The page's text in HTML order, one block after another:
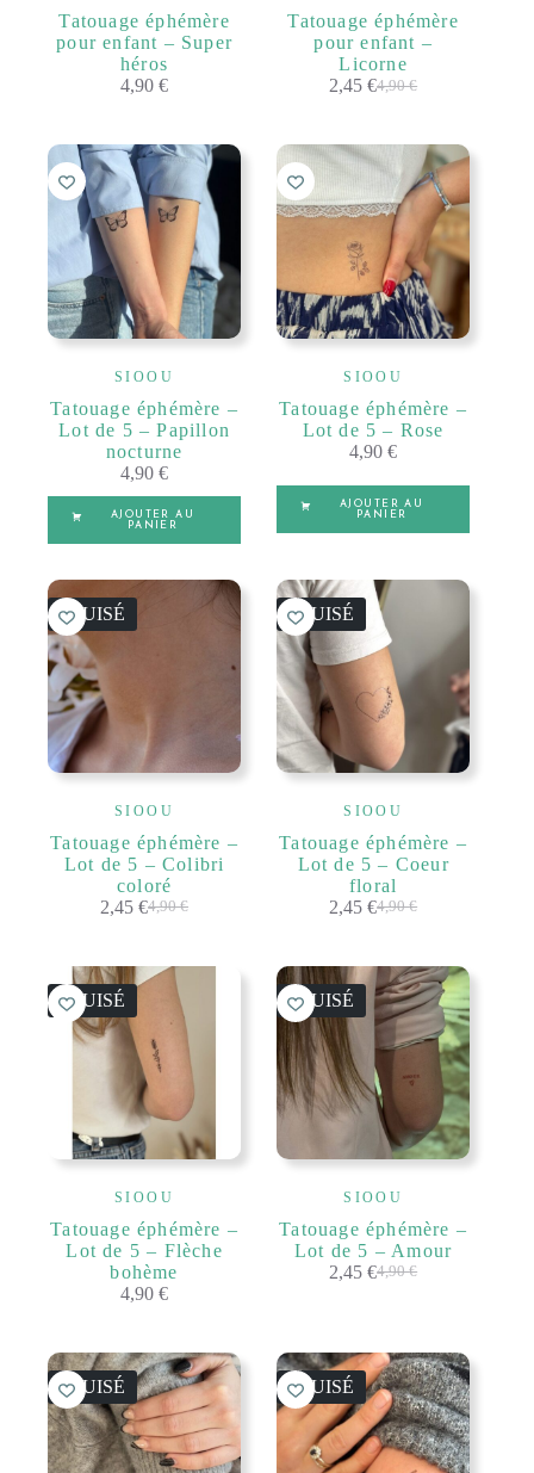
Tatouage éphémère
pour enfant – Super
héros
4,90€
Tatouage éphémère
pour enfant –
Licorne
4,90€
Le
était :
4,90 €.
2,45€Le
est :
2,45 €.
SIOOU
Tatouage éphémère –
Lot de 5 – Papillon
nocturne
4,90€
AJOUTER AU
PANIER
SIOOU
Tatouage éphémère –
Lot de 5 – Rose
4,90€
AJOUTER AU
PANIER
ÉPUISÉ
SIOOU
Tatouage éphémère –
Lot de 5 – Colibri
coloré
4,90€
Le
était :
4,90 €.
2,45€Le
est :
2,45 €.
ÉPUISÉ
SIOOU
Tatouage éphémère –
Lot de 5 – Coeur
floral
4,90€
Le
était :
4,90 €.
2,45€Le
est :
2,45 €.
ÉPUISÉ
SIOOU
Tatouage éphémère –
Lot de 5 – Flèche
bohème
4,90€
ÉPUISÉ
SIOOU
Tatouage éphémère –
Lot de 5 – Amour
4,90€
Le
4,90 €.
2,45€Le
2,45 €.
ÉPUISÉ
ÉPUISÉ